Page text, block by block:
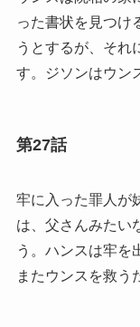
った書状を見つけ
うとするが、それ
す。ジソンはウン
第27話
牢に入った罪人が
は、父さんみたい
う。ハンスは牢を
またウンスを救う